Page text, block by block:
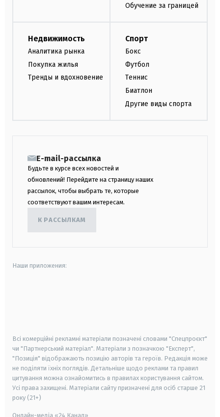
Обучение за границей
Недвижимость
Аналитика рынка
Покупка жилья
Тренды и вдохновение
Спорт
Бокс
Футбол
Теннис
Биатлон
Другие виды спорта
E-mail-рассылка
Будьте в курсе всех новостей и
обновлений! Перейдите на страницу наших
рассылок, чтобы выбрать те, которые
соответствуют вашим интересам.
К РАССЫЛКАМ
Наши приложения:
Всі комерційні рекламні матеріали позначені словами "Спецпроєкт"
чи "Партнерський матеріал". Матеріали з позначкою "Експерт",
"Позиція" відображають позицію авторів та героїв. Редакція може
не поділяти їхніх поглядів. Детальніше щодо реклами та правил
цитування можна ознайомитись в правилах користування сайтом.
Усі права захищені. Матеріали сайту призначені для осіб старше 21
року (21+)
Онлайн-медіа «24 Канал»